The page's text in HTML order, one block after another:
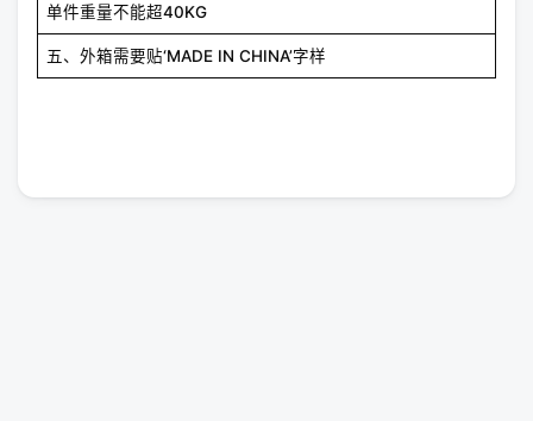
单件重量不能超40KG
五、外箱需要贴‘MADE IN CHINA’字样